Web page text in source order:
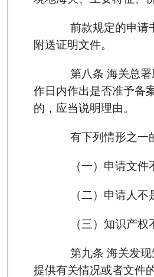
前款规定的申请书
附送证明文件。
第八条 海关总署
作日内作出是否准予备
的，应当说明理由。
有下列情形之一
（一）申请文件不
（二）申请人不是
（三）知识产权
第九条 海关发现
提供有关情况或者文件